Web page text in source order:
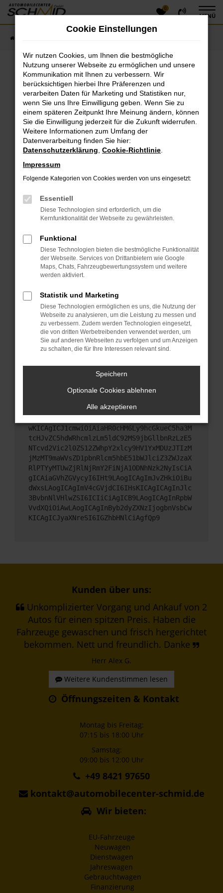
Zum
Hauptinhalt
0
MENÜ
Fehler: Network Error
Beim Laden ist ein Fehler aufgetreten.
Hier sind ein paar Tipps, die dir helfen können:
Überprüfe deine Firewall und deine
Internetverbindung.
Laden andere Webseiten, zum Beispiel deine
Suchmaschine?
Prüfe deine Browsererweiterungen.
das Laden bestimmter Seiten verhindern.
Funktioniert die Seite in einem anderen Browser
oder in einem privaten Fenster?
Das kann manchmal helfen, vorübergehende
Probleme zu beheben.
Stelle sicher, dass dein Browser und dein
Betriebssystem auf dem neuesten Stand sind.
Sicherheitsrisiko, sondern kann auch dazu führen,
dass bestimmte Funktionen nicht mehr
unterstützt werden.
Wende dich an den Webseitenbetreiber.
Wenn du alle oben genannten Schritte versucht
hast, kontaktiere uns bitte. Wir werden versuchen,
das Problem zu beheben. Du kannst uns diesen
Text schicken, um uns bei der Fehlersuche zu
unterstützen:
ewogICJuYW1lIjogIk5ldHdvcmtFcnJvciIsCiAgI
mNvbmZpZyI6IHsKICAgICJtZXRob2QiOiAiR0VUIi
wKICAgICJ1cmwiOiAiaHR0cHM6Ly9hcGkueC5ha3M
tcHJvZC5hdWRhcmlzLm5ldC92MS9jbGllbnRzLzE5
NTcvd2Vic2l0ZS12ZWhpY2xlcy9HV1YxMDUzJTIzM
jMzMT9maWVsZD1pbnRlcm5hbE51bWJlciZ3ZWJzaX
RlPTYyMTUwZjRlNjRmY2FiNjA1ODNhNzk2NyIsCiA
gICAiaGVhZGVycyI6IHt9LAogICAgImJvZHkiOiBu
dWxsLAogICAgImV4cGVjdCI6IHsKICAgICAgInJlc
3BvbnNlVHlwZSI6ICIiCiAgICB9LAogICAgInRpbW
VvdXQiOiAwLAogICAgInByb2dyZXNzIjogbnVsbCw
KICAgICJyaXNreSI6IGZhbHNlCiAgfQp9
Kunden über uns:
Unkomplizierter Vorgang und Ankauf von 2
Autos für einen spitzen Preis. Haben die
Fahrzeuge gewaschen und frisch hergerichtet
bekommen. Nett und freundlich. Danke
Herr Alex G.
Weitere Kundenstimmen lesen
Öffnungszeiten & Kontakt
Montag bis Freitag:
07:15 bis 18:00 Uhr
Samstag:
09:00 bis 12:00 Uhr
+49 8421 97650
kontakt@automobilecenter-schmid.de
Wir bieten:
EU-Fahrzeuge
Neuwagen
Dienstwagen
Jahreswagen
Gebrauchtwagen
Finanzierung
Cookie Einstellungen
Wir nutzen Cookies, um Ihnen die bestmögliche
Nutzung unserer Webseite zu ermöglichen und unsere
Kommunikation mit Ihnen zu verbessern. Wir
berücksichtigen hierbei Ihre Präferenzen und
verarbeiten Daten für Marketing und Statistiken nur,
wenn Sie uns Ihre Einwilligung geben. Wenn Sie zu
einem späteren Zeitpunkt Ihre Meinung ändern, können
Sie die Einwilligung jederzeit für die Zukunft widerrufen.
Weitere Informationen zum Umfang der
Datenverarbeitung finden Sie hier:
Datenschutzerklärung Cookie-Richtlinie
Impressum
Folgende Kategorien von Cookies werden von uns eingesetzt:
Essentiell
Diese Technologien sind erforderlich, um die
Kernfunktionalität der Webseite zu gewährleisten.
Funktional
Diese Technologien bieten die bestmögliche Funktionalität
der Webseite. Services von Drittanbietern wie Google
Maps, Chats, Fahrzeugbewertungssystem und weitere
werden aktiviert.
Statistik und Marketing
Diese Technologien ermöglichen es uns, die Nutzung der
Webseite zu analysieren, um die Leistung zu messen und
zu verbessern. Zudem werden Technologien eingesetzt,
die von dritten Werbetreibenden verwendet werden, um
Sie auf anderen Webseiten zu verfolgen und um Anzeigen
zu schalten, die für Ihre Interessen relevant sind.
Speichern
Optionale Cookies ablehnen
Alle akzeptieren